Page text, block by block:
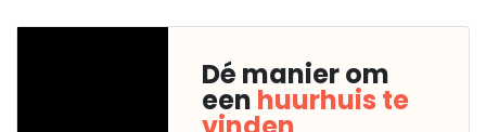
Dé manier om
een huurhuis te